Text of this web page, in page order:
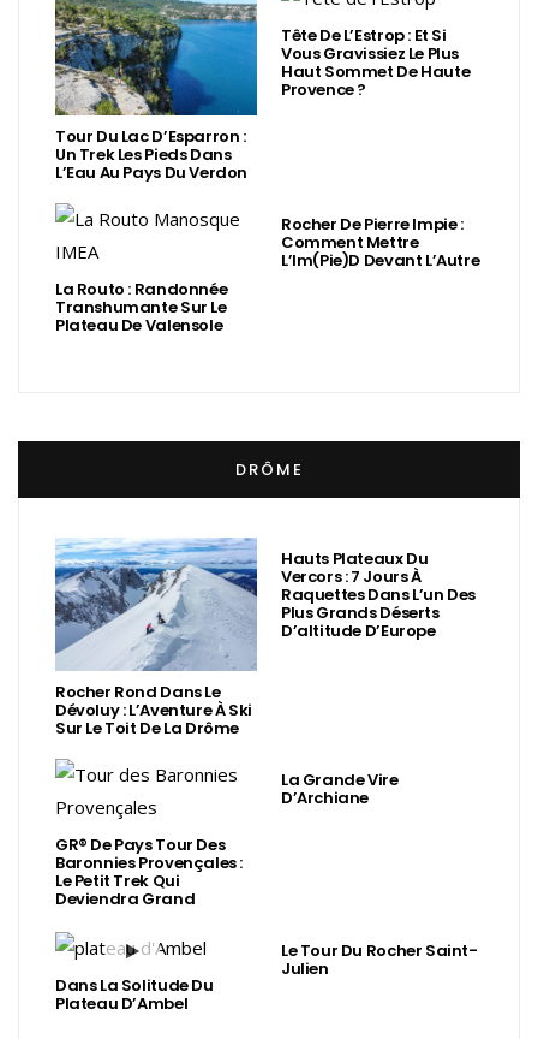
Tour Du Lac D’Esparron :
Un Trek Les Pieds Dans
L’Eau Au Pays Du Verdon
Tête De L’Estrop : Et Si
Vous Gravissiez Le Plus
Haut Sommet De Haute
Provence ?
La Routo : Randonnée
Transhumante Sur Le
Plateau De Valensole
Rocher De Pierre Impie :
Comment Mettre
L’Im(Pie)d Devant L’Autre
DRÔME
Rocher Rond Dans Le
Dévoluy : L’Aventure À Ski
Sur Le Toit De La Drôme
Hauts Plateaux Du
Vercors : 7 Jours À
Raquettes Dans L’un Des
Plus Grands Déserts
D’altitude D’Europe
GR® De Pays Tour Des
Baronnies Provençales :
Le Petit Trek Qui
Deviendra Grand
La Grande Vire
D’Archiane
Dans La Solitude Du
Plateau D’Ambel
Le Tour Du Rocher Saint-
Julien